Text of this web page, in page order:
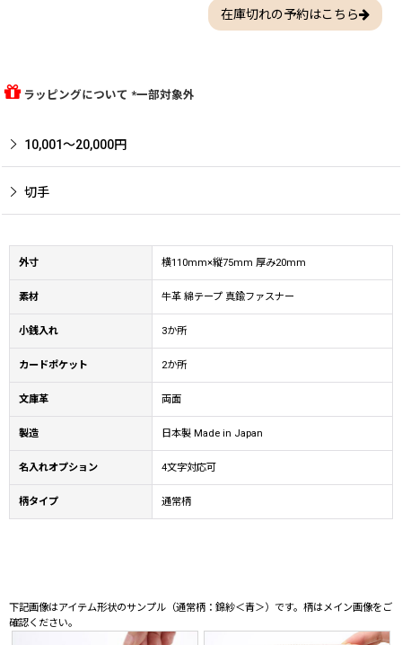
在庫切れの予約はこちら
ラッピングについて *一部対象外
10,001〜20,000円
切手
外寸 横110mm×縦75mm 厚み20mm
素材 牛革 綿テープ 真鍮ファスナー
小銭入れ 3か所
カードポケット 2か所
文庫革 両面
製造 日本製 Made in Japan
名入れオプション 4文字対応可
柄タイプ 通常柄
下記画像はアイテム形状のサンプル（通常柄：錦紗＜青＞）です。柄はメイン画像をご
確認ください。